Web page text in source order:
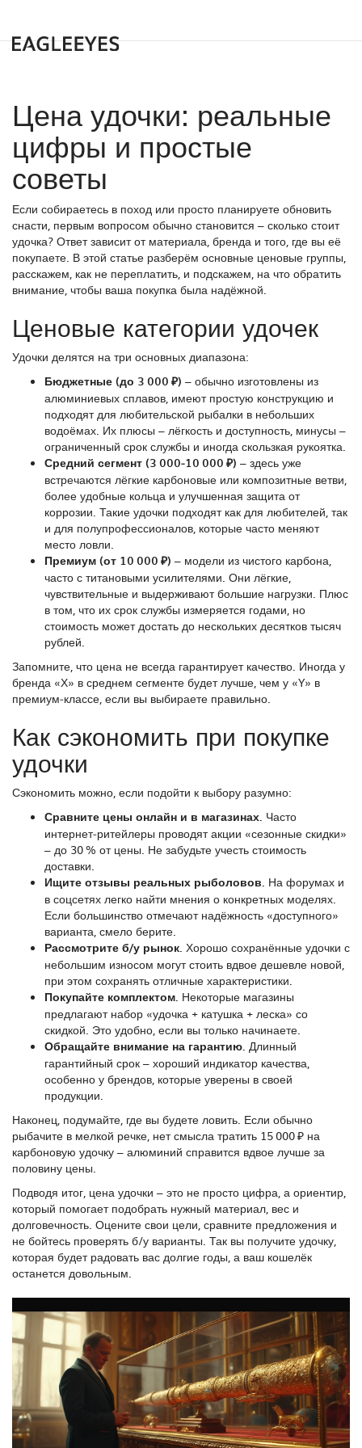
Цена удочки: реальные
цифры и простые
советы
Если собираетесь в поход или просто планируете обновить
снасти, первым вопросом обычно становится – сколько стоит
удочка? Ответ зависит от материала, бренда и того, где вы её
покупаете. В этой статье разберём основные ценовые группы,
расскажем, как не переплатить, и подскажем, на что обратить
внимание, чтобы ваша покупка была надёжной.
Ценовые категории удочек
Удочки делятся на три основных диапазона:
Бюджетные (до 3 000 ₽) – обычно изготовлены из
алюминиевых сплавов, имеют простую конструкцию и
подходят для любительской рыбалки в небольших
водоёмах. Их плюсы – лёгкость и доступность, минусы –
ограниченный срок службы и иногда скользкая рукоятка.
Средний сегмент (3 000‑10 000 ₽) – здесь уже
встречаются лёгкие карбоновые или композитные ветви,
более удобные кольца и улучшенная защита от
коррозии. Такие удочки подходят как для любителей, так
и для полупрофессионалов, которые часто меняют
место ловли.
Премиум (от 10 000 ₽) – модели из чистого карбона,
часто с титановыми усилителями. Они лёгкие,
чувствительные и выдерживают большие нагрузки. Плюс
в том, что их срок службы измеряется годами, но
стоимость может достать до нескольких десятков тысяч
рублей.
Запомните, что цена не всегда гарантирует качество. Иногда у
бренда «Х» в среднем сегменте будет лучше, чем у «Y» в
премиум‑классе, если вы выбираете правильно.
Как сэкономить при покупке
удочки
Сэкономить можно, если подойти к выбору разумно:
Сравните цены онлайн и в магазинах. Часто
интернет‑ритейлеры проводят акции «сезонные скидки»
– до 30 % от цены. Не забудьте учесть стоимость
доставки.
Ищите отзывы реальных рыболовов. На форумах и
в соцсетях легко найти мнения о конкретных моделях.
Если большинство отмечают надёжность «доступного»
варианта, смело берите.
Рассмотрите б/у рынок. Хорошо сохранённые удочки с
небольшим износом могут стоить вдвое дешевле новой,
при этом сохранять отличные характеристики.
Покупайте комплектом. Некоторые магазины
предлагают набор «удочка + катушка + леска» со
скидкой. Это удобно, если вы только начинаете.
Обращайте внимание на гарантию. Длинный
гарантийный срок – хороший индикатор качества,
особенно у брендов, которые уверены в своей
продукции.
Наконец, подумайте, где вы будете ловить. Если обычно
рыбачите в мелкой речке, нет смысла тратить 15 000 ₽ на
карбоновую удочку – алюминий справится вдвое лучше за
половину цены.
Подводя итог, цена удочки – это не просто цифра, а ориентир,
который помогает подобрать нужный материал, вес и
долговечность. Оцените свои цели, сравните предложения и
не бойтесь проверять б/у варианты. Так вы получите удочку,
которая будет радовать вас долгие годы, а ваш кошелёк
останется довольным.